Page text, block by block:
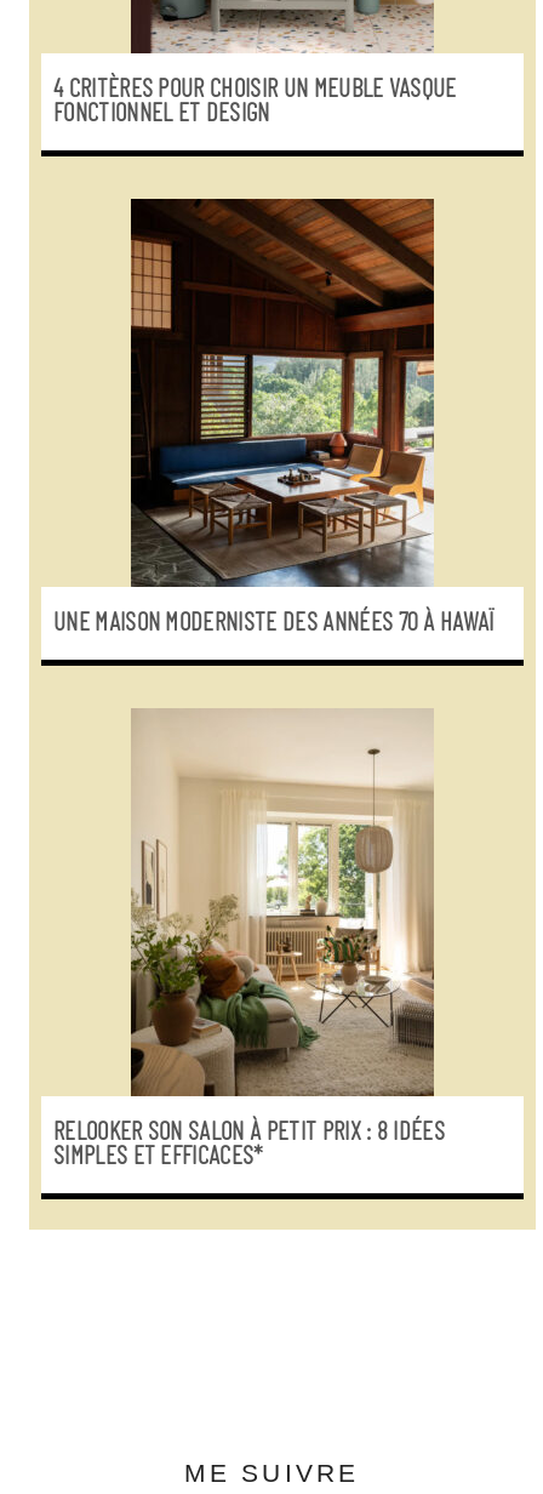
4 CRITÈRES POUR CHOISIR UN MEUBLE VASQUE
FONCTIONNEL ET DESIGN
UNE MAISON MODERNISTE DES ANNÉES 70 À HAWAÏ
RELOOKER SON SALON À PETIT PRIX : 8 IDÉES
SIMPLES ET EFFICACES*
ME SUIVRE